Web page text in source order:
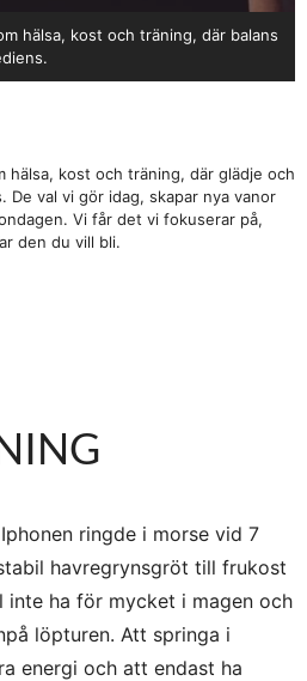
hälsa, kost och träning, där balans
hälsa, kost och träning, där glädje och
De val vi gör idag, skapar nya vanor
Vi får det vi fokuserar på,
den du vill bli.
ringde i morse vid 7
havregrynsgröt till frukost
ha för mycket i magen och
löpturen. Att springa i
energi och att endast ha